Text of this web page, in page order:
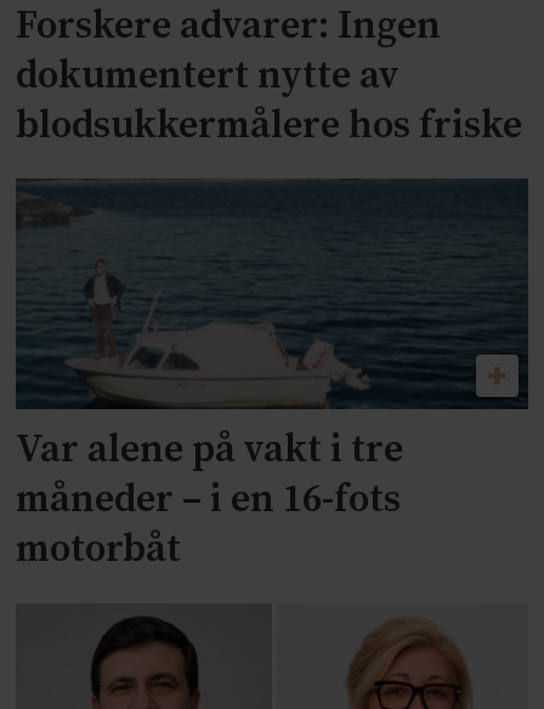
Forskere advarer: Ingen
dokumentert nytte av
blodsukkermålere hos friske
Var alene på vakt i tre
måneder – i en 16-fots
motorbåt